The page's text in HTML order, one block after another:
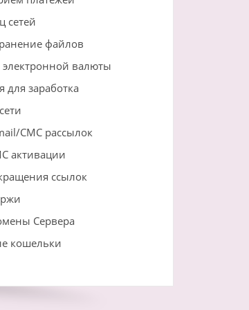
сетей
файлов
валюты
заработка
СМС рассылок
активации
ссылок
Сервера
кошельки